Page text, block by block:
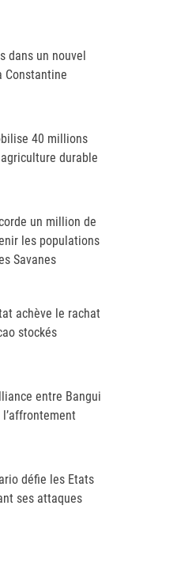
dans un nouvel
Constantine
40 millions
durable
un million de
les populations
Savanes
achève le rachat
stockés
entre Bangui
défie les Etats
ses attaques